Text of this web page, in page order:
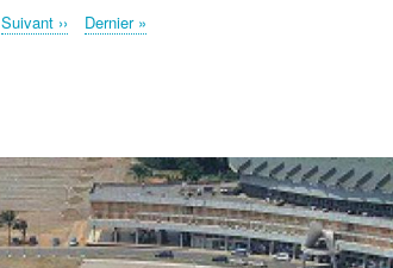
Page
Suivant ››
Dernière
Dernier »